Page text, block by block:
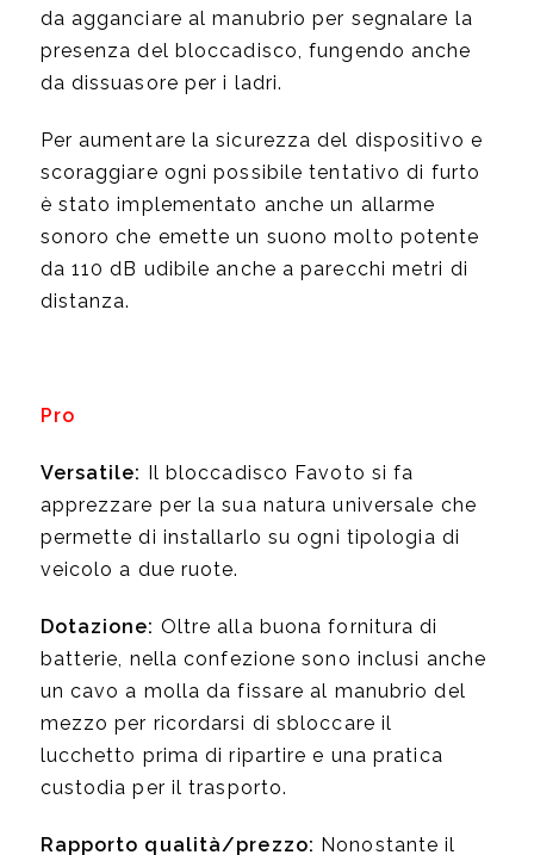
da agganciare al manubrio per segnalare la
presenza del bloccadisco, fungendo anche
da dissuasore per i ladri.
Per aumentare la sicurezza del dispositivo e
scoraggiare ogni possibile tentativo di furto
è stato implementato anche un allarme
sonoro che emette un suono molto potente
da 110 dB udibile anche a parecchi metri di
distanza.
Pro
Versatile:
Il bloccadisco Favoto si fa
apprezzare per la sua natura universale che
permette di installarlo su ogni tipologia di
veicolo a due ruote.
Dotazione: Oltre alla buona fornitura di
batterie, nella confezione sono inclusi anche
un cavo a molla da fissare al manubrio del
mezzo per ricordarsi di sbloccare il
lucchetto prima di ripartire e una pratica
custodia per il trasporto.
Rapporto qualità/prezzo: Nonostante il